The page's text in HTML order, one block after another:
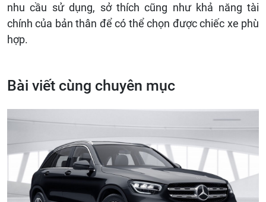
nhu cầu sử dụng, sở thích cũng như khả năng tài
chính của bản thân để có thể chọn được chiếc xe phù
hợp.
Bài viết cùng chuyên mục